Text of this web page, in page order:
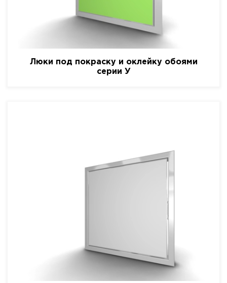
Люки под покраску и оклейку обоями
серии У